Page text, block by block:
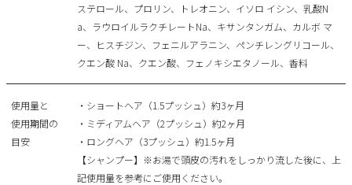
ステロール、プロリン、トレオニン、イソロ イシン、乳酸N
a、ラウロイルラクチレートNa、キサンタンガム、カルボ マ
ー、ヒスチジン、フェニルアラニン、ペンチレングリコール、
クエン酸 Na、クエン酸、フェノキシエタノール、香料
使用量と
使用期間の
目安
・ショートヘア（1.5プッシュ）約3ヶ月
・ミディアムヘア（2プッシュ）約2ヶ月
・ロングヘア（3プッシュ）約1.5ヶ月
【シャンプー】※お湯で頭皮の汚れをしっかり流した後に、上
記使用量を参考にご使用ください。